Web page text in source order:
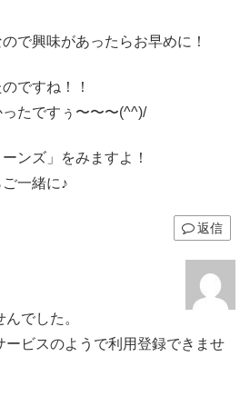
で興味があったらお早めに！
ですね！！
たですぅ〜〜〜(^^)/
ンズ」をみますよ！
一緒に♪
返信
でした。
ービスのようで利用登録できませ